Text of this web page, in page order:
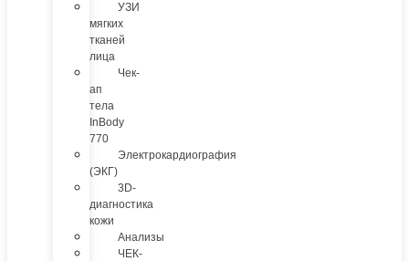
УЗИ
мягких
тканей
лица
Чек-
ап
тела
InBody
770
Электрокардиография
(ЭКГ)
3D-
диагностика
кожи
Анализы
ЧЕК-